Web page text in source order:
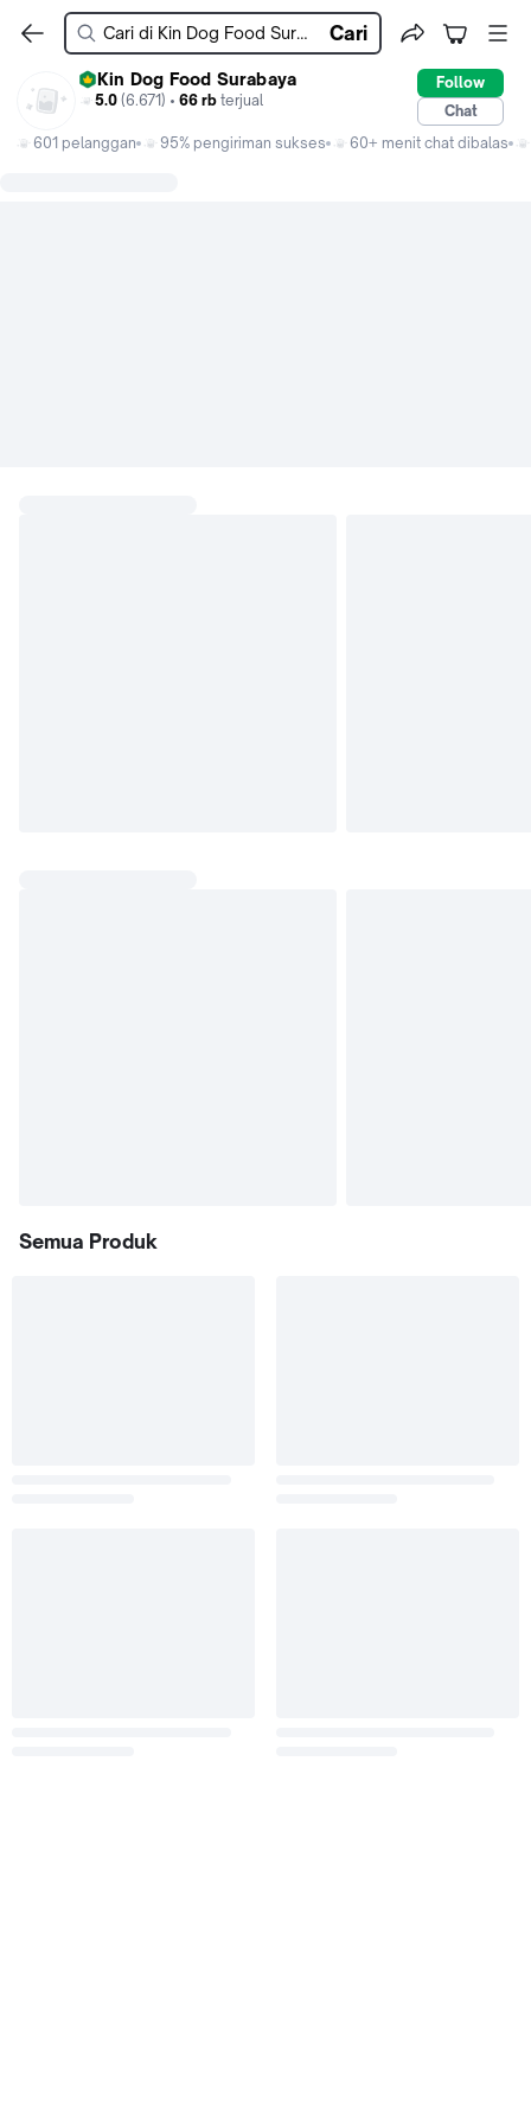
Cari
Kin Dog Food Surabaya
5.0 (6.671) • 66 rb terjual
Follow
Chat
601 pelanggan
95% pengiriman sukses 60+ menit chat dibalas
Semua Produk